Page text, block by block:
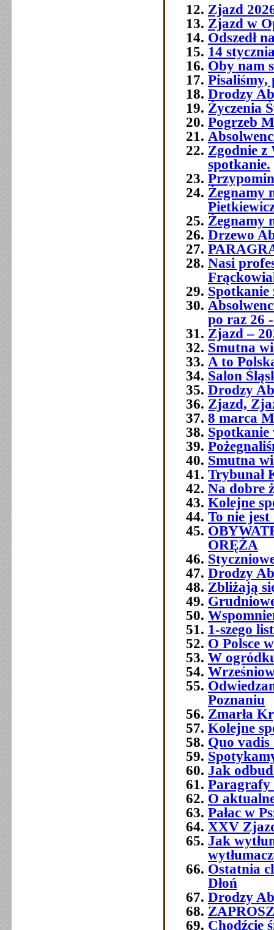
Zjazd
Zjazd w
Odszedł
14
Oby nam
Pisaliśmy,
Drodzy
Życzenia
Pogrzeb
Zgodnie z
spotkanie.
Żegnamy
Żegnamy
Drzewo
Nasi
Spotkanie
po raz 26
Zjazd –
Smutna
A to
Salon
Drodzy
Zjazd,
8 marca
Spotkanie
Smutna
Trybunał
Na dobre
Kolejne
To nie
ORĘŻA
Drodzy
Zbliżają
1-szego
O Polsce
W
Poznaniu
Zmarła
Kolejne
Quo vadis
Jak
Paragrafy
O
Pałac w
XXV
Jak
Ostatnia
Dłoń
Drodzy
Chodźcie